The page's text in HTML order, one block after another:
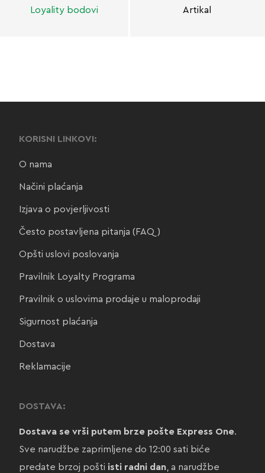
Loyality bodovi Artikal
KORISNI LINKOVI:
O nama
Načini plaćanja
Izjava o povjerljivosti
Često postavljena pitanja (FAQ)
Opšti uslovi poslovanja
Pravilnik Loyalty Programa
Pravilnik o uslovima prodaje u maloprodaji
Sigurnost plaćanja
Dostava
Reklamacije
DOSTAVA:
Dostava se vrši putem brze pošte Express One.
Sve narudžbe zaprimljene do 12:00 sati biće
predate brzoj pošti isti radni dan, a narudžbe